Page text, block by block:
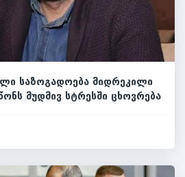
საზოგადოება მიდრეკილი
მუდმივ სტრესში ცხოვრება